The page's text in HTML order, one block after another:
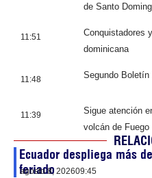
de Santo
11:51
Conquistadores
dominicana
11:48 Segundo Boletín
11:39
Sigue atención
volcán de Fuego
Ecuador despliega más
feriado
agosto 8, 202609:45